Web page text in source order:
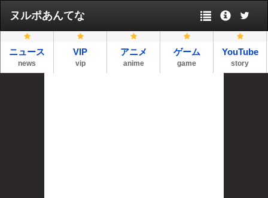
ヌルポあんてな
ニュース
news
VIP
vip
アニメ
anime
ゲーム
game
YouTube
story